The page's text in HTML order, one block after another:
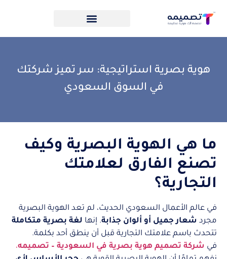
هوية بصرية استراتيجية: سر تميز شركتك
في السوق السعودي
ما هي الهوية البصرية وكيف
تصنع الفارق لعلامتك
التجارية؟
في عالم الأعمال السعودي الحديث، لم تعد الهوية البصرية
مجرد شعار جميل أو ألوان جذابة. إنها لغة بصرية متكاملة
تتحدث باسم علامتك التجارية قبل أن ينطق أحد بكلمة.
في شركة تصميم هوية بصرية في السعودية – تصميمه،